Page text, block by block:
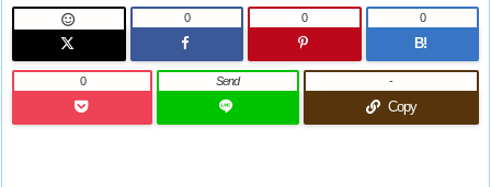
 0 0
B!
0
0 Send
Copy
-